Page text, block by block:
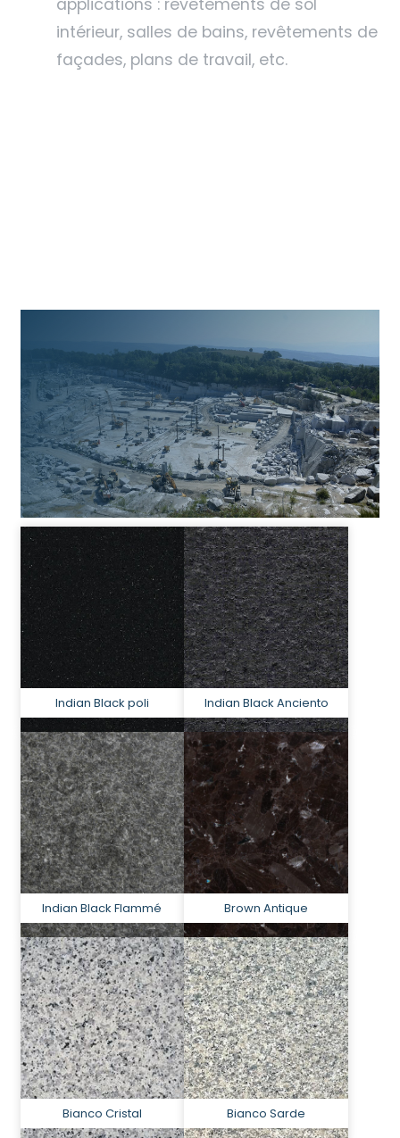
intérieur, salles de bains, revêtements de
façades, plans de travail, etc.
Indian Black poli Indian Black Anciento
Indian Black Flammé Brown Antique
Bianco Cristal Bianco Sarde